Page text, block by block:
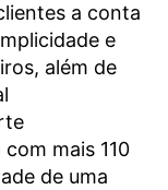
a conta
e
além de
mais 110
de uma